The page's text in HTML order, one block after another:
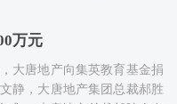
万元
大唐地产向集英教育基金捐
静，大唐地产集团总裁郝胜